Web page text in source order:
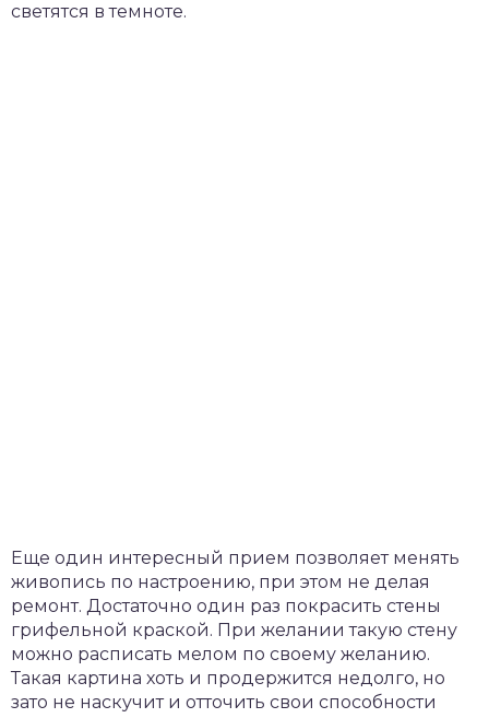
светятся в темноте.
Еще один интересный прием позволяет менять
живопись по настроению, при этом не делая
ремонт. Достаточно один раз покрасить стены
грифельной краской. При желании такую стену
можно расписать мелом по своему желанию.
Такая картина хоть и продержится недолго, но
зато не наскучит и отточить свои способности